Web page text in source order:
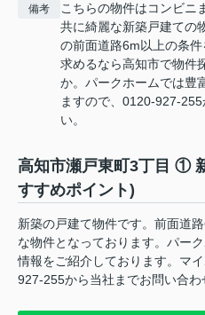
備考
こちらの物件はコンビニ
共に綺麗な新築戸建ての
の前面道路6m以上の条
求めるなら高知市で物件
か。パークホームでは豊
ますので、0120-927-
い。
高知市瀬戸東町3丁目 ①
すすめポイント)
新築の戸建て物件です。前面道
な物件となっております。パー
情報をご紹介しております。マ
927-255から当社までお問い合わ